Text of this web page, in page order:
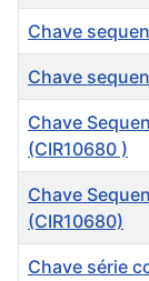
Chave
Chave
Chave
(CIR10680 )
Chave
(CIR10680)
Chave série